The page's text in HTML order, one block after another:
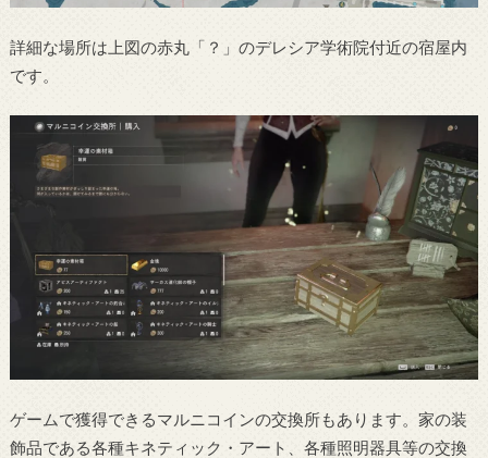
詳細な場所は上図の赤丸「？」のデレシア学術院付近の宿屋内
です。
ゲームで獲得できるマルニコインの交換所もあります。家の装
飾品である各種キネティック・アート、各種照明器具等の交換